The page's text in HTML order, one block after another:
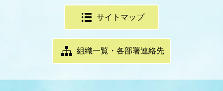
サイトマップ
組織一覧・各部署連絡先